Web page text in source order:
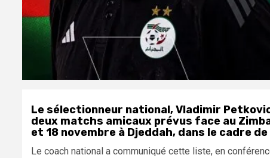
Le sélectionneur national, Vladimir
deux matchs amicaux prévus face au
et 18 novembre à Djeddah, dans le cadre
Le coach national a communiqué cette liste, en